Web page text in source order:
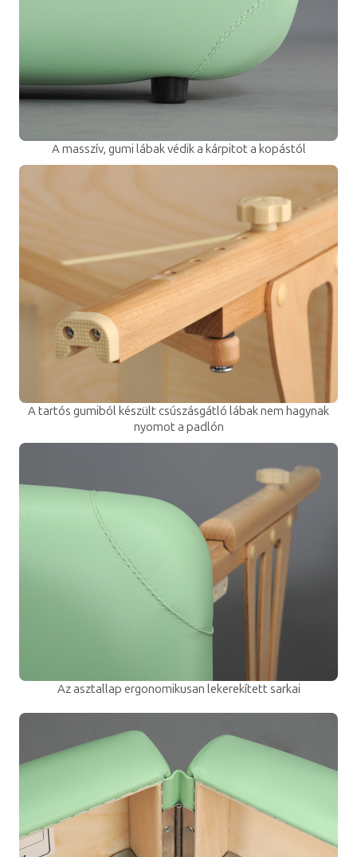
A masszív, gumi lábak védik a kárpitot a kopástól
A tartós gumiból készült csúszásgátló lábak nem hagynak
nyomot a padlón
Az asztallap ergonomikusan lekerekített sarkai